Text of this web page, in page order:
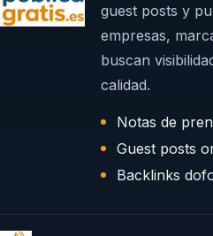
guest posts y
empresas,
buscan
calidad.
Notas de
Guest posts
Backlinks